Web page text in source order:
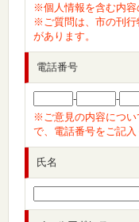
※個人情報を含む内容
※ご質問は、市の刊行
があります。
電話番号
-
-
※ご意見の内容につい
で、電話番号をご記入
氏名